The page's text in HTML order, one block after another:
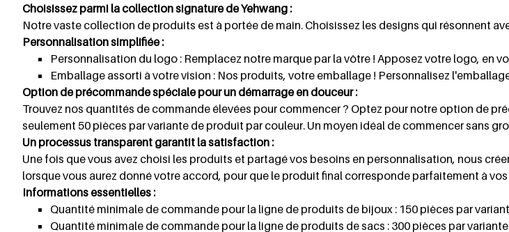
Choisissez parmi la collection signature de Yehwang :
Notre vaste collection de produits est à portée de main. Choisissez les designs qui résonnent
Personnalisation simplifiée :
Personnalisation du logo : Remplacez notre marque par la vôtre ! Apposez votre logo, en
Emballage assorti à votre vision : Nos produits, votre emballage ! Personnalisez
Option de précommande spéciale pour un démarrage en douceur :
Trouvez nos quantités de commande élevées pour commencer ? Optez pour notre option de
seulement 50 pièces par variante de produit par couleur. Un moyen idéal de commencer sans
Un processus transparent garantit la satisfaction :
Une fois que vous avez choisi les produits et partagé vos besoins en personnalisation, nous
lorsque vous aurez donné votre accord, pour que le produit final corresponde parfaitement à
Informations essentielles :
Quantité minimale de commande pour la ligne de produits de bijoux : 150 pièces par
Quantité minimale de commande pour la ligne de produits de sacs : 300 pièces par